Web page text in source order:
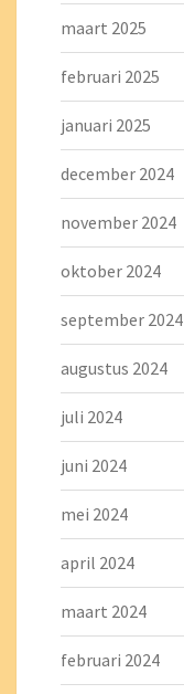
maart 2025
februari 2025
januari 2025
december 2024
november 2024
oktober 2024
september 2024
augustus 2024
juli 2024
juni 2024
mei 2024
april 2024
maart 2024
februari 2024